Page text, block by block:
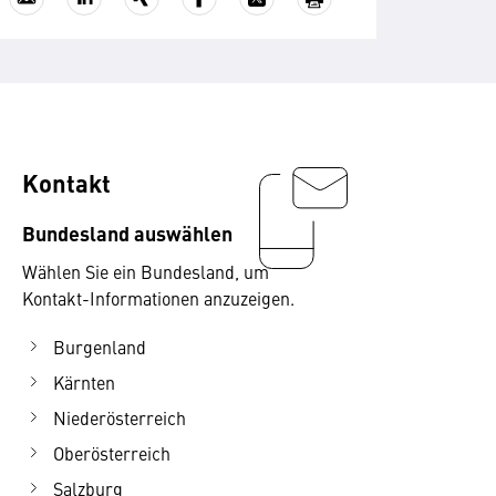
Kontakt
Bundesland auswählen
Wählen Sie ein Bundesland, um
Kontakt-Informationen anzuzeigen.
Burgenland
Kärnten
Niederösterreich
Oberösterreich
Salzburg